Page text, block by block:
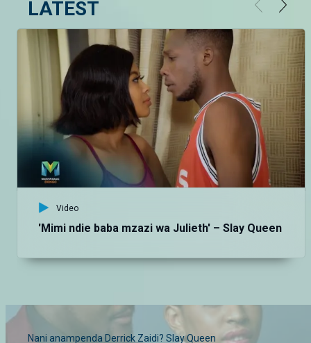
LATEST
Video
'Mimi ndie baba mzazi wa Julieth' – Slay Queen
Nani anampenda Derrick Zaidi? Slay Queen